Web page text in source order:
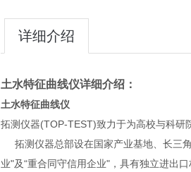
详细介绍
土水特征曲线仪详细介绍：
土水特征曲线仪
拓测仪器(TOP-TEST)致力于为高校与科研
拓测仪器总部设在国家产业基地、长三
业"及“重合同守信用企业"，具有独立进出